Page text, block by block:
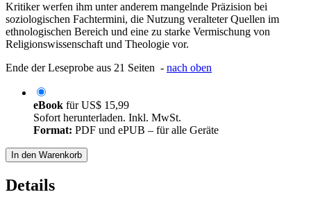
Kritiker werfen ihm unter anderem mangelnde Präzision bei
soziologischen Fachtermini, die Nutzung veralteter Quellen im
ethnologischen Bereich und eine zu starke Vermischung von
Religionswissenschaft und Theologie vor.
Ende der Leseprobe aus 21 Seiten - nach oben
eBook fürUS$ 15,99
Sofort herunterladen. Inkl. MwSt.
Format: PDF und ePUB – für alle Geräte
In den Warenkorb
Details